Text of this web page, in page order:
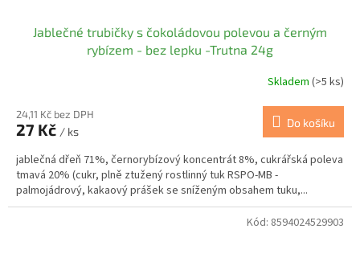
Jablečné trubičky s čokoládovou polevou a černým
rybízem - bez lepku -Trutna 24g
Skladem (>5 ks)
24,11 Kč bez DPH
27 Kč / ks
Do košíku
jablečná dřeň 71%, černorybízový koncentrát 8%, cukrářská poleva
tmavá 20% (cukr, plně ztužený rostlinný tuk RSPO-MB -
palmojádrový, kakaový prášek se sníženým obsahem tuku,...
Kód: 8594024529903